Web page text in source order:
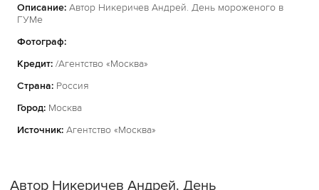
Описание: Автор Никеричев Андрей. День мороженого в
ГУМе
Фотограф:
Кредит: /Агентство «Москва»
Страна: Россия
Город: Москва
Источник: Агентство «Москва»
Автор Никеричев Андрей. День